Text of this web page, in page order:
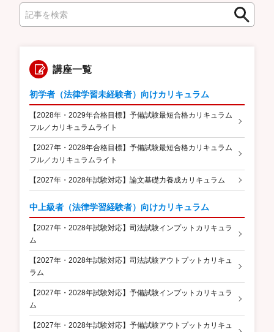
索
検
講座一覧
初学者（法律学習未経験者）向けカリキュラム
【2028年・2029年合格目標】予備試験最短合格カリキュラム
フル／カリキュラムライト
【2027年・2028年合格目標】予備試験最短合格カリキュラム
フル／カリキュラムライト
【2027年・2028年試験対応】論文基礎力養成カリキュラム
中上級者（法律学習経験者）向けカリキュラム
【2027年・2028年試験対応】司法試験インプットカリキュラ
ム
【2027年・2028年試験対応】司法試験アウトプットカリキュ
ラム
【2027年・2028年試験対応】予備試験インプットカリキュラ
ム
【2027年・2028年試験対応】予備試験アウトプットカリキュ